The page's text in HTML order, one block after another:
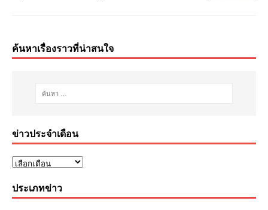
ค้นหาเรื่องราวที่น่าสนใจ
ข่าวประจำเดือน
ประเภทข่าว